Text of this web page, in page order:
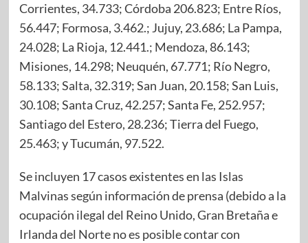
Corrientes, 34.733; Córdoba 206.823; Entre Ríos,
56.447; Formosa, 3.462.; Jujuy, 23.686; La Pampa,
24.028; La Rioja, 12.441.; Mendoza, 86.143;
Misiones, 14.298; Neuquén, 67.771; Río Negro,
58.133; Salta, 32.319; San Juan, 20.158; San Luis,
30.108; Santa Cruz, 42.257; Santa Fe, 252.957;
Santiago del Estero, 28.236; Tierra del Fuego,
25.463; y Tucumán, 97.522.
Se incluyen 17 casos existentes en las Islas
Malvinas según información de prensa (debido a la
ocupación ilegal del Reino Unido, Gran Bretaña e
Irlanda del Norte no es posible contar con